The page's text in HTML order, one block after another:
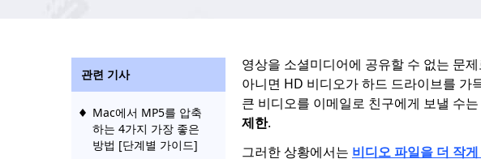
영상을 소셜미디어에 공유할 수 없는 문
아니면 HD 비디오가 하드 드라이브를 가
큰 비디오를 이메일로 친구에게 보낼 수
제한.
그러한 상황에서는 비디오 파일을 더 작
관련 기사
Mac에서 MP5를 압축
하는 4가지 가장 좋은
방법 [단계별 가이드]